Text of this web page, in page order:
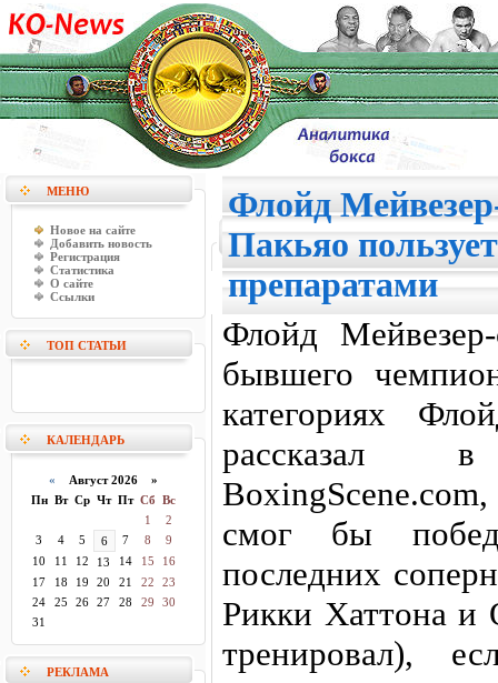
МЕНЮ
Новое на сайте
Добавить новость
Регистрация
Статистика
О сайте
Ссылки
ТОП СТАТЬИ
КАЛЕНДАРЬ
« Август 2026 »
Пн Вт Ср Чт Пт Сб Вс
1
2
3
4 5 6 7 8
9
10
11 12 13 14 15
16
17
18 19 20 21 22
23
24
25 26 27 28 29
30
31
РЕКЛАМА
Флойд
Пакьяо
препаратами
Флойд
бывшего
категориях
рассказал
смог бы
последних
Рикки Хаттона
тренировал),